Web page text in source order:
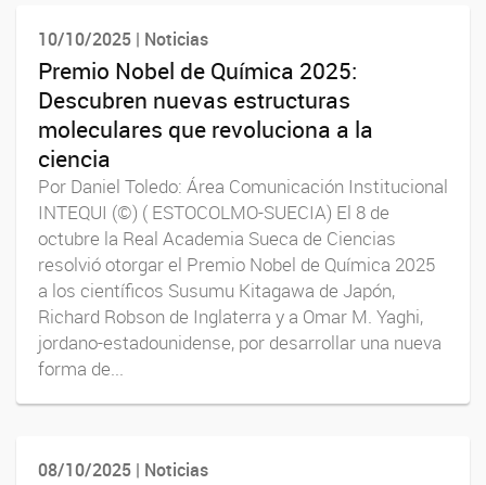
10/10/2025 | Noticias
Premio Nobel de Química 2025:
Descubren nuevas estructuras
moleculares que revoluciona a la
ciencia
Por Daniel Toledo: Área Comunicación Institucional
INTEQUI (©) ( ESTOCOLMO-SUECIA) El 8 de
octubre la Real Academia Sueca de Ciencias
resolvió otorgar el Premio Nobel de Química 2025
a los científicos Susumu Kitagawa de Japón,
Richard Robson de Inglaterra y a Omar M. Yaghi,
jordano-estadounidense, por desarrollar una nueva
forma de...
08/10/2025 | Noticias